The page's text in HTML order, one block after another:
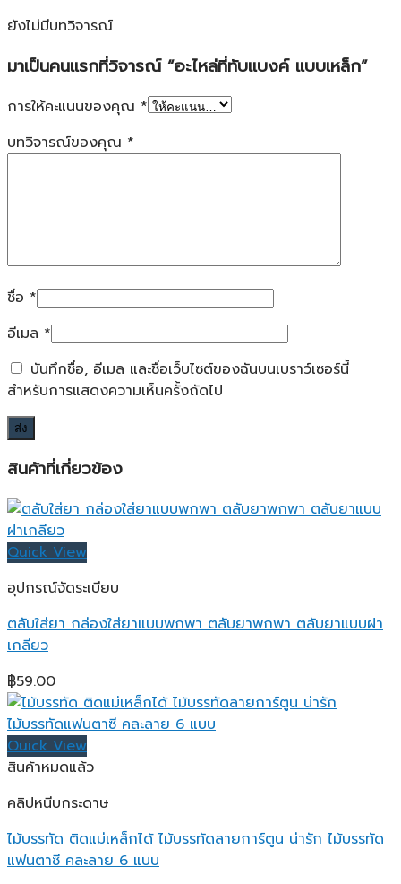
ยังไม่มีบทวิจารณ์
มาเป็นคนแรกที่วิจารณ์ “อะไหล่ที่ทับแบงค์ แบบเหล็ก”
การให้คะแนนของคุณ *
บทวิจารณ์ของคุณ *
ชื่อ *
อีเมล *
บันทึกชื่อ, อีเมล และชื่อเว็บไซต์ของฉันบนเบราว์เซอร์นี้
สำหรับการแสดงความเห็นครั้งถัดไป
สินค้าที่เกี่ยวข้อง
Quick View
อุปกรณ์จัดระเบียบ
ตลับใส่ยา กล่องใส่ยาแบบพกพา ตลับยาพกพา ตลับยาแบบฝา
เกลียว
฿59.00
Quick View
สินค้าหมดแล้ว
คลิปหนีบกระดาษ
ไม้บรรทัด ติดแม่เหล็กได้ ไม้บรรทัดลายการ์ตูน น่ารัก ไม้บรรทัด
แฟนตาซี คละลาย 6 แบบ